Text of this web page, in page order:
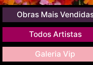
Obras Mais
Todos Artistas
Galeria Vip